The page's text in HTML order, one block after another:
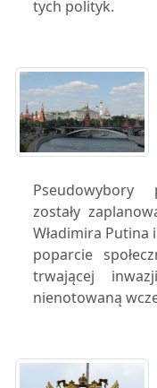
tych polityk.
Pseudowybory
zostały
Władimira
poparcie
trwającej
nienotowaną